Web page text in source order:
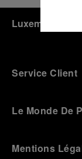
Luxembourg
Service Client
Le Monde De
Mentions